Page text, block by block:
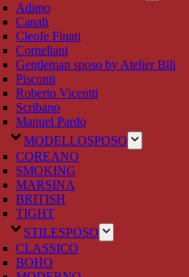
Adimo
Canali
Cleofe Finati
Corneliani
Gentleman sposo by Atelier Bili
Pisconti
Roberto Vicentti
Scribano
Manuel Pardo
MODELLOSPOSO
COREANO
SMOKING
MARSINA
BRITISH
TIGHT
STILESPOSO
CLASSICO
BOHO